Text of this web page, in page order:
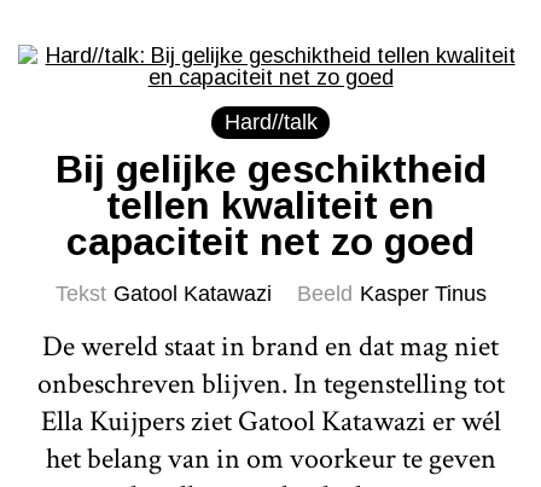
Hard//talk
Bij gelijke geschiktheid
tellen kwaliteit en
capaciteit net zo goed
Tekst Gatool Katawazi Beeld Kasper Tinus
De wereld staat in brand en dat mag niet
onbeschreven blijven. In tegenstelling tot
Ella Kuijpers ziet Gatool Katawazi er wél
het belang van in om voorkeur te geven